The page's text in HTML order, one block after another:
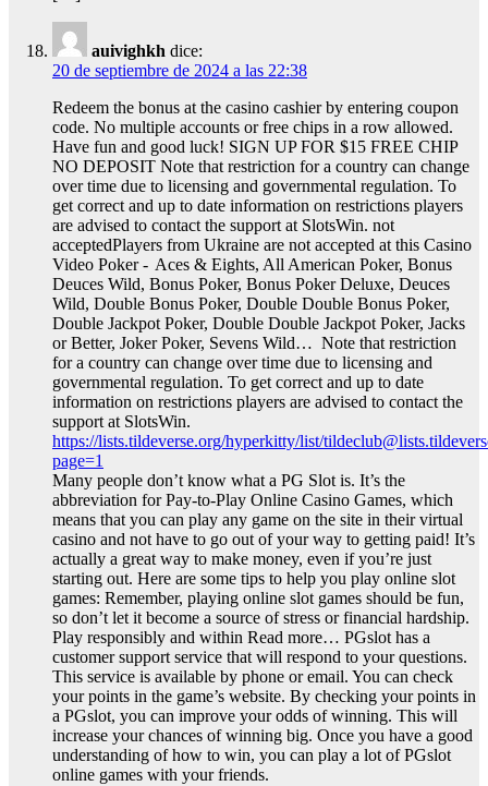
auivighkh dice:
20 de septiembre de 2024 a las 22:38
Redeem the bonus at the casino cashier by entering coupon
code. No multiple accounts or free chips in a row allowed.
Have fun and good luck! SIGN UP FOR $15 FREE CHIP
NO DEPOSIT Note that restriction for a country can change
over time due to licensing and governmental regulation. To
get correct and up to date information on restrictions players
are advised to contact the support at SlotsWin. not
acceptedPlayers from Ukraine are not accepted at this Casino
Video Poker - Aces & Eights, All American Poker, Bonus
Deuces Wild, Bonus Poker, Bonus Poker Deluxe, Deuces
Wild, Double Bonus Poker, Double Double Bonus Poker,
Double Jackpot Poker, Double Double Jackpot Poker, Jacks
or Better, Joker Poker, Sevens Wild… Note that restriction
for a country can change over time due to licensing and
governmental regulation. To get correct and up to date
information on restrictions players are advised to contact the
support at SlotsWin.
https://lists.tildeverse.org/hyperkitty/list/
page=1
Many people don’t know what a PG Slot is. It’s the
abbreviation for Pay-to-Play Online Casino Games, which
means that you can play any game on the site in their virtual
casino and not have to go out of your way to getting paid! It’s
actually a great way to make money, even if you’re just
starting out. Here are some tips to help you play online slot
games: Remember, playing online slot games should be fun,
so don’t let it become a source of stress or financial hardship.
Play responsibly and within Read more… PGslot has a
customer support service that will respond to your questions.
This service is available by phone or email. You can check
your points in the game’s website. By checking your points in
a PGslot, you can improve your odds of winning. This will
increase your chances of winning big. Once you have a good
understanding of how to win, you can play a lot of PGslot
online games with your friends.